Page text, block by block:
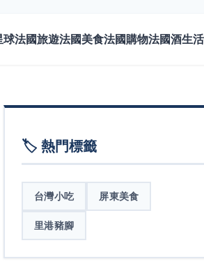
球法國旅遊法國美食法國購物法國酒生
🏷️ 熱門標籤
台灣小吃 屏東美食
里港豬腳